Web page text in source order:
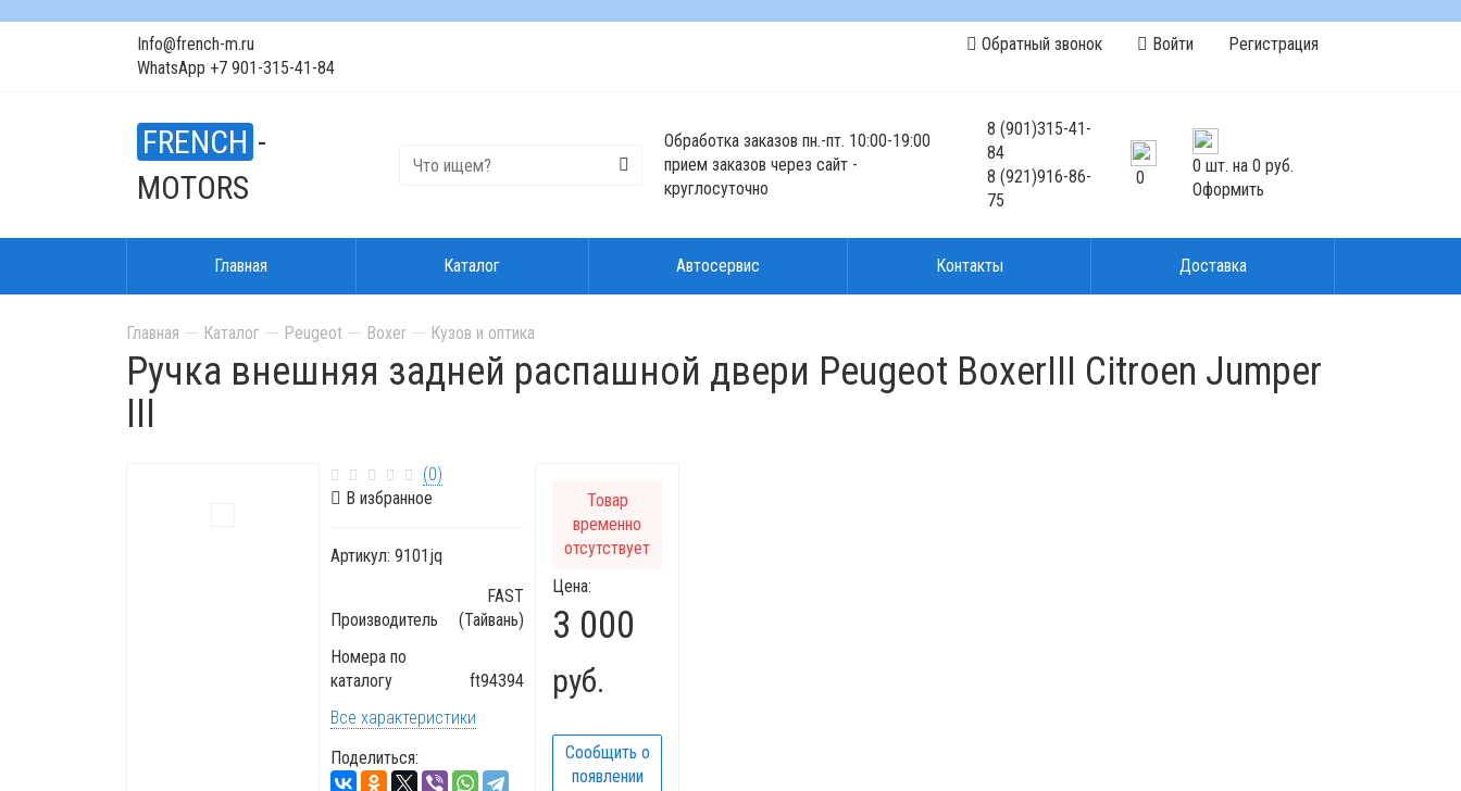
Info@french-m.ru
WhatsApp +7 901-315-41-84
Обратный звонок Войти Регистрация
FRENCH -
MOTORS
Обработка заказов пн.-пт. 10:00-19:00
прием заказов через сайт -
круглосуточно
8(901)315-41-
84
8(921)916-86-
75
0
0 шт. на 0 руб.
Оформить
Главная Каталог Автосервис Контакты Доставка
Главная Каталог Peugeot Boxer Кузов и оптика
Ручка внешняя задней распашной двери Peugeot BoxerIII Citroen Jumper
III
(0)
В избранное
Артикул:9101jq
Производитель
FAST
(Тайвань)
Номера по
каталогу
ft94394
Все характеристики
Поделиться:
Товар
временно
отсутствует
Цена:
3 000
руб.
Сообщить о
появлении